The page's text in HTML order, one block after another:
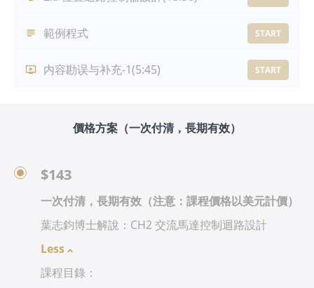
範例程式 START
内容勘误与补充-1(5:45) START
價格方案（一次付清，長期有效）
$143
一次付清，長期有效（注意：課程價格以美元計價）
葉志鈞博士解說：CH2 交流馬達控制迴路設計
Less
課程目錄：